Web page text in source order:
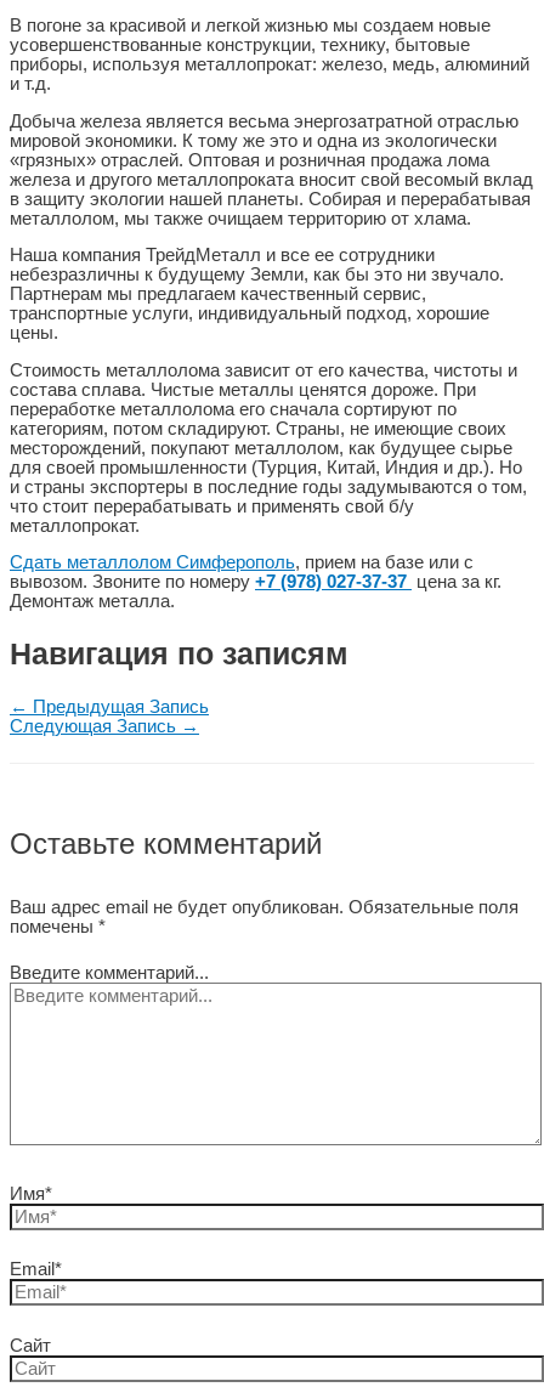
В погоне за красивой и легкой жизнью мы создаем новые
усовершенствованные конструкции, технику, бытовые
приборы, используя металлопрокат: железо, медь, алюминий
и т.д.
Добыча железа является весьма энергозатратной отраслью
мировой экономики. К тому же это и одна из экологически
«грязных» отраслей. Оптовая и розничная продажа лома
железа и другого металлопроката вносит свой весомый вклад
в защиту экологии нашей планеты. Собирая и перерабатывая
металлолом, мы также очищаем территорию от хлама.
Наша компания ТрейдМеталл и все ее сотрудники
небезразличны к будущему Земли, как бы это ни звучало.
Партнерам мы предлагаем качественный сервис,
транспортные услуги, индивидуальный подход, хорошие
цены.
Стоимость металлолома зависит от его качества, чистоты и
состава сплава. Чистые металлы ценятся дороже. При
переработке металлолома его сначала сортируют по
категориям, потом складируют. Страны, не имеющие своих
месторождений, покупают металлолом, как будущее сырье
для своей промышленности (Турция, Китай, Индия и др.). Но
и страны экспортеры в последние годы задумываются о том,
что стоит перерабатывать и применять свой б/у
металлопрокат.
Сдать металлолом Симферополь, прием на базе или с
вывозом. Звоните по номеру +7 (978) 027-37-37 цена за кг.
Демонтаж металла.
Навигация по записям
← Предыдущая Запись
Следующая Запись →
Оставьте комментарий
Ваш адрес email не будет опубликован. Обязательные поля
помечены *
Введите комментарий...
Имя*
Email*
Сайт